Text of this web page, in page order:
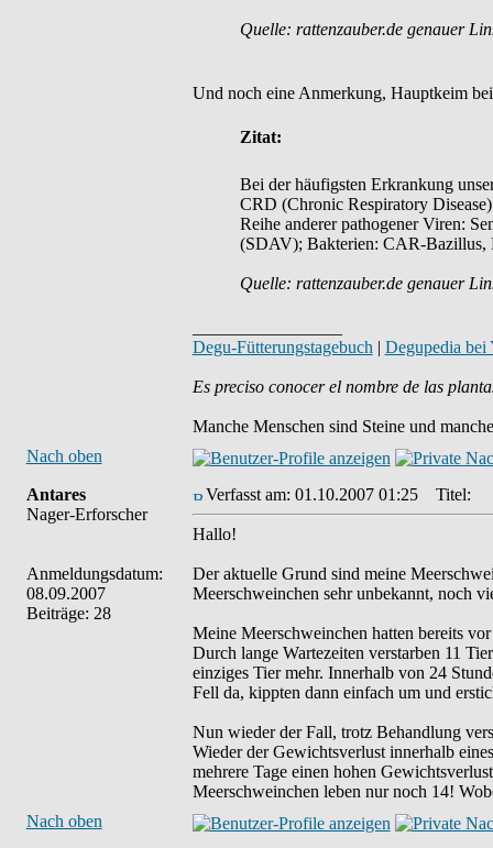
Quelle: rattenzauber.de genauer
Und noch eine Anmerkung, Hauptkeim
Zitat:
Bei der häufigsten Erkrankung
CRD (Chronic Respiratory
Reihe anderer pathogener Viren:
(SDAV); Bakterien: CAR-Bazillus,
Quelle: rattenzauber.de genauer
Degu-Fütterungstagebuch | Degupedia bei
Es preciso conocer el nombre de las
Manche Menschen sind Steine und
Nach oben
Antares
Nager-Erforscher
Anmeldungsdatum:
08.09.2007
Beiträge: 28
Verfasst am: 01.10.2007 01:25 Titel:
Hallo!
Der aktuelle Grund sind meine
Meerschweinchen sehr unbekannt, noch
Meine Meerschweinchen hatten bereits
Durch lange Wartezeiten verstarben 11
einziges Tier mehr. Innerhalb von 24
Fell da, kippten dann einfach um und
Nun wieder der Fall, trotz Behandlung
Wieder der Gewichtsverlust innerhalb
mehrere Tage einen hohen
Meerschweinchen leben nur noch 14!
Nach oben